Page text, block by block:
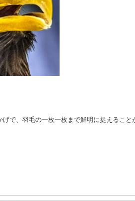
で、羽毛の一枚一枚まで鮮明に捉えること